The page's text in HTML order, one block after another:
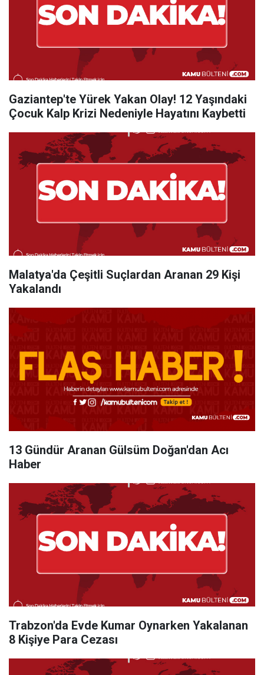
Gaziantep'te Yürek Yakan Olay! 12 Yaşındaki
Çocuk Kalp Krizi Nedeniyle Hayatını Kaybetti
Malatya'da Çeşitli Suçlardan Aranan 29 Kişi
Yakalandı
13 Gündür Aranan Gülsüm Doğan'dan Acı
Haber
Trabzon'da Evde Kumar Oynarken Yakalanan
8 Kişiye Para Cezası